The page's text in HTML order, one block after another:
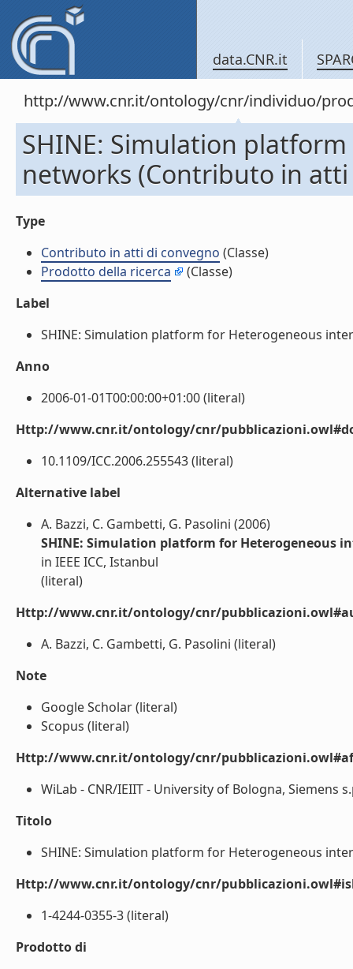
data.CNR.it
http://www.cnr.it/ontology/cnr/individuo/
SHINE: Simulation
networks (Contributo in
Type
Contributo in atti di convegno (Classe)
Prodotto della ricerca
(Classe)
Label
SHINE: Simulation platform for Heterogeneous
Anno
2006-01-01T00:00:00+01:00 (literal)
Http://www.cnr.it/ontology/cnr/
10.1109/ICC.2006.255543 (literal)
Alternative label
A. Bazzi, C. Gambetti, G. Pasolini (2006)
SHINE: Simulation platform for Heterogeneous
in IEEE ICC, Istanbul
(literal)
Http://www.cnr.it/ontology/cnr/
A. Bazzi, C. Gambetti, G. Pasolini (literal)
Note
Google Scholar (literal)
Scopus (literal)
Http://www.cnr.it/ontology/cnr/
WiLab - CNR/IEIIT - University of Bologna, Siemens
Titolo
SHINE: Simulation platform for Heterogeneous
Http://www.cnr.it/ontology/cnr/
1-4244-0355-3 (literal)
Prodotto di